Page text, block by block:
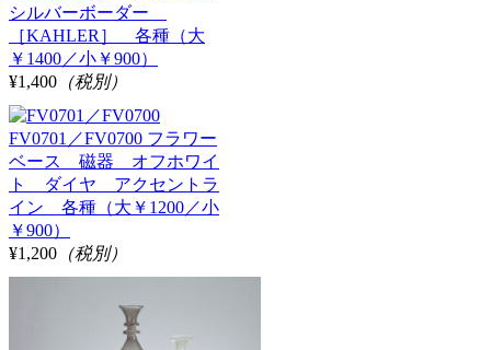
シルバーボーダー
［KAHLER］ 各種（大
￥1400／小￥900）
¥1,400 （税別）
FV0701／FV0700 フラワー
ベース 磁器 オフホワイ
ト ダイヤ アクセントラ
イン 各種（大￥1200／小
￥900）
¥1,200 （税別）